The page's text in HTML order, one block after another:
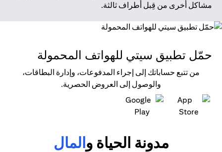
مشاكل أخرى من قِبل أطراف ثالثة.
حمّل تطبيق سيتي للهواتف المحمولة
من تتبع حساباتك إلى إجراء المدفوعات، وإدارة البطاقات،
والوصول إلى العروض الحصرية.
مدونة الحياة و المال